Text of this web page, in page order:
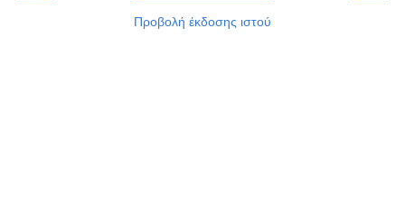
Προβολή έκδοσης ιστού